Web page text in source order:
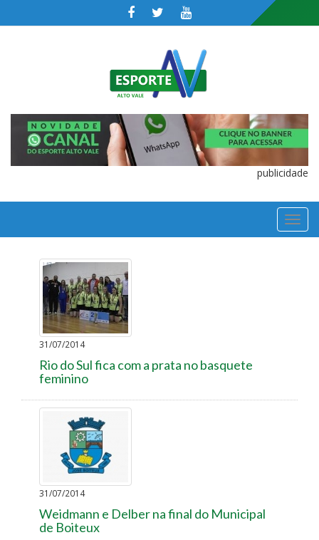
publicidade
31/07/2014
Rio do Sul fica com a prata no basquete
feminino
31/07/2014
Weidmann e Delber na final do Municipal
de Boiteux